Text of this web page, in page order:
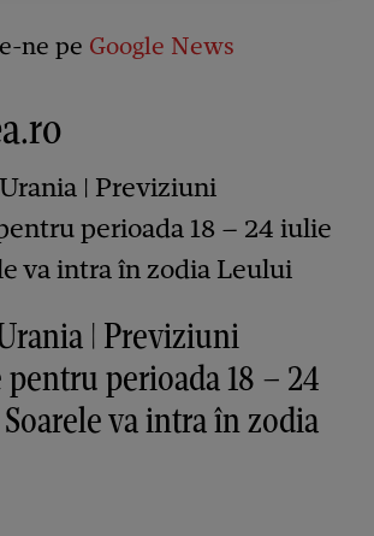
ne pe Google News
| Previziuni
perioada 18 – 24
va intra în zodia